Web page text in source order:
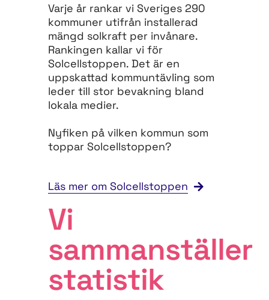
Varje år rankar vi Sveriges 290
kommuner utifrån installerad
mängd solkraft per invånare.
Rankingen kallar vi för
Solcellstoppen. Det är en
uppskattad kommuntävling som
leder till stor bevakning bland
lokala medier.
Nyfiken på vilken kommun som
toppar Solcellstoppen?
Läs mer om Solcellstoppen
Vi
sammanställer
statistik